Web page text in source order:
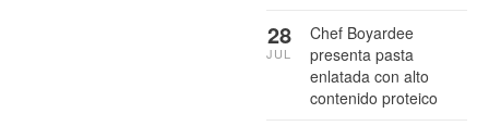
Chef Boyardee
presenta pasta
enlatada con alto
contenido proteico
28
JUL